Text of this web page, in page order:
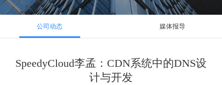
公司动态 媒体报导
SpeedyCloud李孟：CDN系统中的DNS设
计与开发